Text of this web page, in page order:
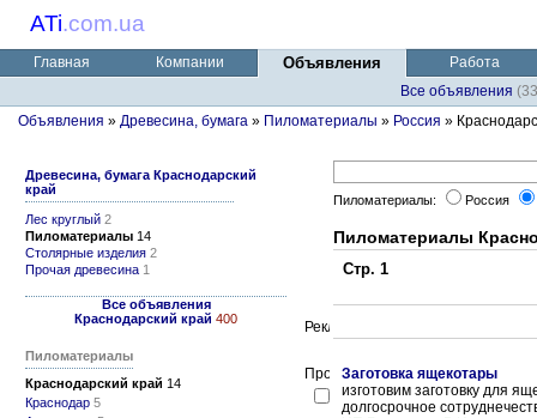
ATi.com.ua
Главная Компании Объявления
Работа
Все объявления
Объявления » Древесина, бумага » Пиломатериалы » Россия »
Древесина, бумага Краснодарский
край
Лес круглый 2
Пиломатериалы 14
Столярные изделия 2
Прочая древесина 1
Все объявления
Краснодарский край 400
Пиломатериалы
Краснодарский край 14
Краснодар 5
Пиломатериалы: Россия
Пиломатериалы
Стр. 1
Заготовка ящекотары
изготовим заготовку для
долгосрочное